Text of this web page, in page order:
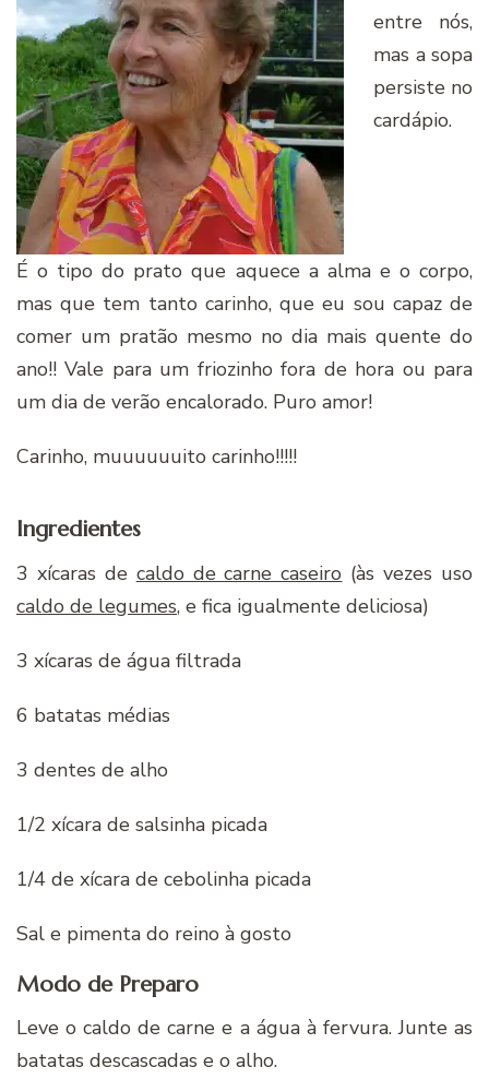
entre nós,
mas a sopa
persiste no
cardápio.
É o tipo do prato que aquece a alma e o corpo,
mas que tem tanto carinho, que eu sou capaz de
comer um pratão mesmo no dia mais quente do
ano!! Vale para um friozinho fora de hora ou para
um dia de verão encalorado. Puro amor!
Carinho, muuuuuuito carinho!!!!!
Ingredientes
3 xícaras de caldo de carne caseiro (às vezes uso
caldo de legumes, e fica igualmente deliciosa)
3 xícaras de água filtrada
6 batatas médias
3 dentes de alho
1/2 xícara de salsinha picada
1/4 de xícara de cebolinha picada
Sal e pimenta do reino à gosto
Modo de Preparo
Leve o caldo de carne e a água à fervura. Junte as
batatas descascadas e o alho.